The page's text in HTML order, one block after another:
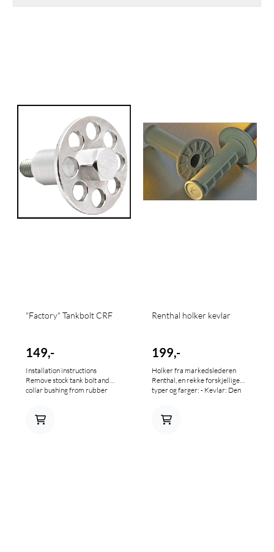
"Factory" Tankbolt CRF
149,-
Installation instructions
Remove stock tank bolt and
collar bushing from rubber
bolt does not require high
Renthal holker kevlar
199,-
Holker fra markedslederen
Renthal, en rekke forskjellige
typer og farger: - Kevlar: Den
veldig slitesterk, leveres i